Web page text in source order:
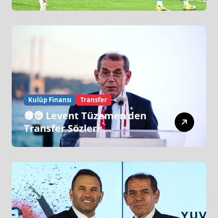
Kulüp Finansı Transfer
🟡🔴 Levent Tüzemen’den
Transfer Sözleri:
“Galatasaray’ın Zirve